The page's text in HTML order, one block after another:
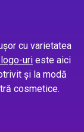
cu varietatea
uri este aici
și la modă
cosmetice.